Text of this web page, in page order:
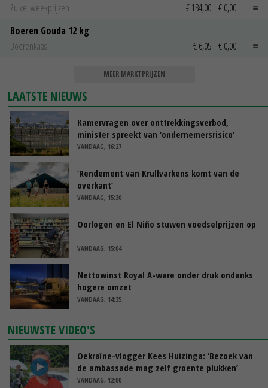
Zuivel weekprijzen
€ 134,00 € 0,00
Boeren Gouda 12 kg
Boerenkaas
€ 6,05 € 0,00
MEER MARKTPRIJZEN
LAATSTE NIEUWS
Kamervragen over onttrekkingsverbod,
minister spreekt van ‘ondernemersrisico’
VANDAAG, 16:27
‘Rendement van Krullvarkens komt van de
overkant’
VANDAAG, 15:30
Oorlogen en El Niño stuwen voedselprijzen op
VANDAAG, 15:04
Nettowinst Royal A-ware onder druk ondanks
hogere omzet
VANDAAG, 14:35
NIEUWSTE VIDEO'S
Oekraïne-vlogger Kees Huizinga: ‘Bezoek van
de ambassade mag zelf groente plukken’
VANDAAG, 12:00